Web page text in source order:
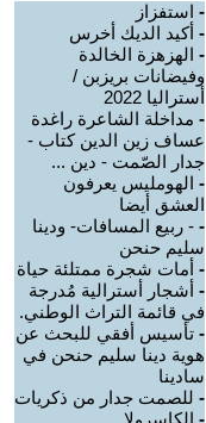
- استفزاز
- أكيد الديك أخرس
- الهزهزة الخالدة
وفيضانات بريزبن /
أستراليا 2022
- مداخلة الشاعرة راغدة
عساف زين الدين كتاب -
جدار الصّمت - دين ...
- الهومليس يعرفون
العشق أيضا
- - ربيع المسافات- ودينا
سليم حنحن
- أمات شجرة ممتلئة حياة
- أشجار أسترالية مُدرجة
في قائمة التراث الوطني.
- تأسيس أفقي للبحث عن
هوية دينا سليم حنحن في
سادينا
- للصمت جدار من ذكريات
- الكاسرولا